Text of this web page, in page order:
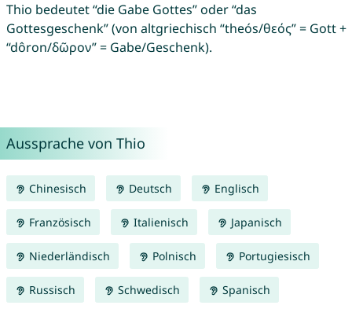
Thio bedeutet “die Gabe Gottes” oder “das
Gottesgeschenk” (von altgriechisch “theós/θεός” = Gott +
“dôron/δῶρον” = Gabe/Geschenk).
Aussprache von Thio
Chinesisch Deutsch Englisch
Französisch Italienisch Japanisch
Niederländisch Polnisch Portugiesisch
Russisch Schwedisch Spanisch